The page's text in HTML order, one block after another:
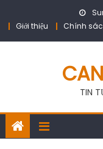
Giới thiệu
Chính
TIN